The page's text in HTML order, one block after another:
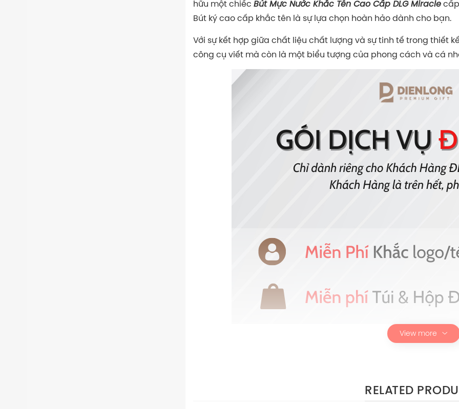
hữu một chiếc Bút Mực Nước Khắc Tên Cao Cấp DLG Miracle
Bút ký cao cấp khắc tên là sự lựa chọn hoàn hảo dành cho bạn.
Với sự kết hợp giữa chất liệu chất lượng và sự tinh tế trong thiết
công cụ viết mà còn là một biểu tượng của phong cách và cá
View more
RELATED